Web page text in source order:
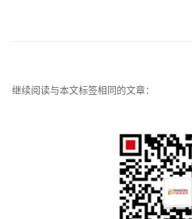
继续阅读与本文标签相同的文章：